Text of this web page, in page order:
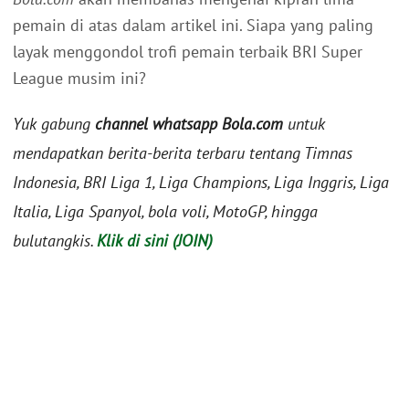
pemain di atas dalam artikel ini. Siapa yang paling
layak menggondol trofi pemain terbaik BRI Super
League musim ini?
Yuk gabung channel whatsapp Bola.com untuk
mendapatkan berita-berita terbaru tentang Timnas
Indonesia, BRI Liga 1, Liga Champions, Liga Inggris, Liga
Italia, Liga Spanyol, bola voli, MotoGP, hingga
bulutangkis.Klik di sini (JOIN)